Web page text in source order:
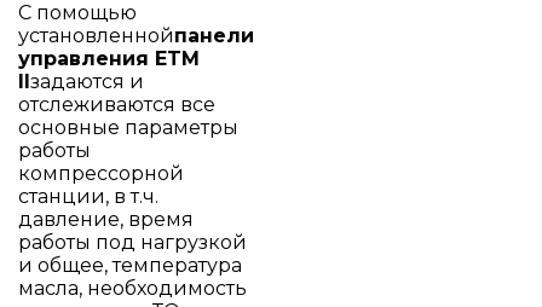
С помощью
установленнойпанели
управления ETM
IIзадаются и
отслеживаются все
основные параметры
работы
компрессорной
станции, в т.ч.
давление, время
работы под нагрузкой
и общее, температура
масла, необходимость